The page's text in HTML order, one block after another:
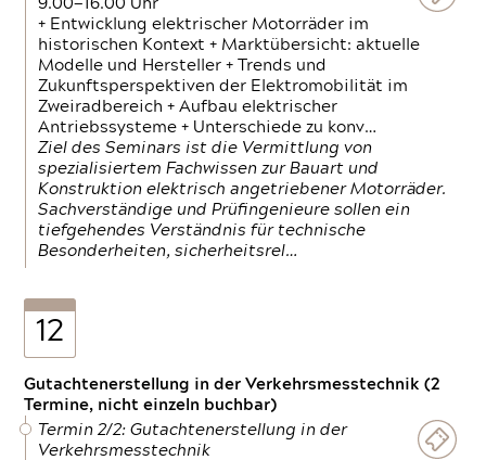
9.00—16.00 Uhr
+ Entwicklung elektrischer Motorräder im
historischen Kontext + Marktübersicht: aktuelle
Modelle und Hersteller + Trends und
Zukunftsperspektiven der Elektromobilität im
Zweiradbereich + Aufbau elektrischer
Antriebssysteme + Unterschiede zu konv…
Ziel des Seminars ist die Vermittlung von
spezialisiertem Fachwissen zur Bauart und
Konstruktion elektrisch angetriebener Motorräder.
Sachverständige und Prüfingenieure sollen ein
tiefgehendes Verständnis für technische
Besonderheiten, sicherheitsrel…
12
Gutachtenerstellung in der Verkehrsmesstechnik (2
Termine, nicht einzeln buchbar)
Termin 2/2: Gutachtenerstellung in der
Verkehrsmesstechnik